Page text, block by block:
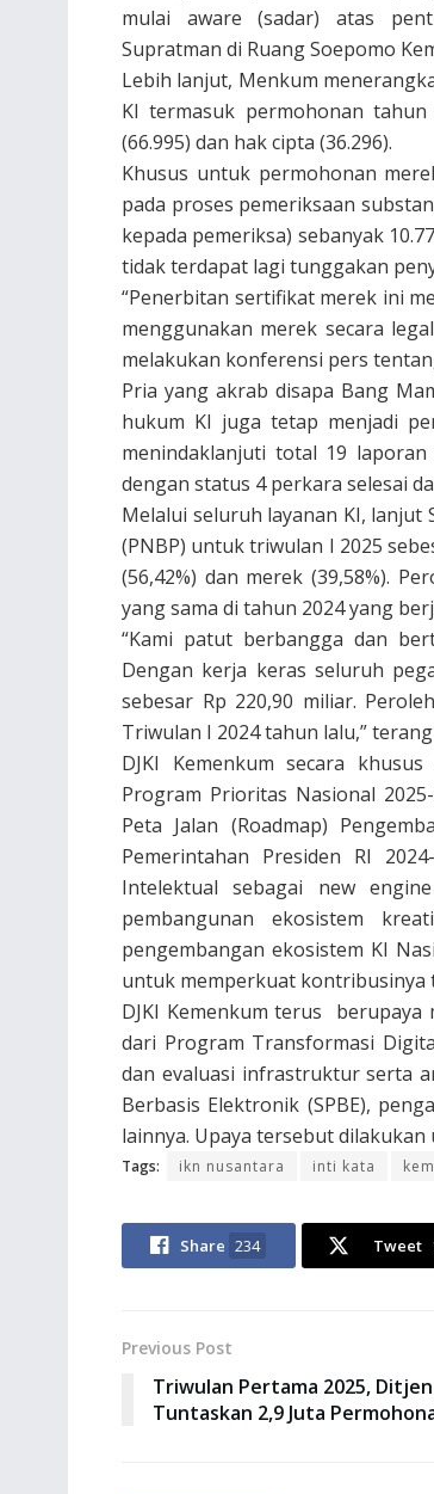
mulai aware (sadar) atas
Supratman di Ruang Soepomo
Lebih lanjut, Menkum
KI termasuk permohonan
(66.995) dan hak cipta (36.296).
Khusus untuk permohonan
pada proses pemeriksaan
kepada pemeriksa) sebanyak
tidak terdapat lagi tunggakan
“Penerbitan sertifikat merek ini
menggunakan merek secara
melakukan konferensi pers
Pria yang akrab disapa Bang
hukum KI juga tetap menjadi
menindaklanjuti total 19
dengan status 4 perkara selesai
Melalui seluruh layanan KI, lanjut
(PNBP) untuk triwulan I 2025
(56,42%) dan merek (39,58%).
yang sama di tahun 2024 yang
“Kami patut berbangga dan
Dengan kerja keras seluruh
sebesar Rp 220,90 miliar.
Triwulan I 2024 tahun lalu,”
DJKI Kemenkum secara
Program Prioritas Nasional
Peta Jalan (Roadmap)
Pemerintahan Presiden RI
Intelektual sebagai new
pembangunan ekosistem
pengembangan ekosistem KI
untuk memperkuat kontribusinya
DJKI Kemenkum terus
dari Program Transformasi
dan evaluasi infrastruktur serta
Berbasis Elektronik (SPBE),
lainnya. Upaya tersebut
Tags: ikn nusantara inti kata
Share 234 Tweet
Previous Post
Triwulan Pertama 2025, Ditjen
Tuntaskan 2,9 Juta